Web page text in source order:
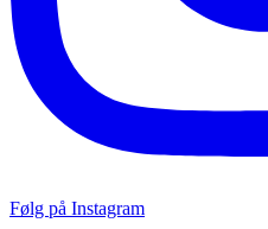
Følg på Instagram